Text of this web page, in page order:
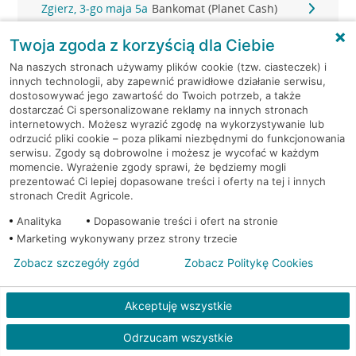
Zgierz, 3-go maja 5a Bankomat (Planet Cash)
Zgierz, 3 Maja 4 Bankomat (Planet Cash)
Zgierz, 3 Maja 4 Bankomat (Planet Cash)
Zgierz, Armii Krajowej 2 Bankomat (Planet Cash)
Zgierz, Tuwima 20 Bankomat (Planet Cash)
Zgierz, ul. 3 Maja 4
Zgierz, ul. 3 Maja 4 Bankomat (Euronet)
Zgierz, ul. Długa 7 Bankomat w placówce CA BP
Twoja zgoda z korzyścią dla Ciebie
Na naszych stronach używamy plików cookie (tzw. ciasteczek) i
innych technologii, aby zapewnić prawidłowe działanie serwisu,
dostosowywać jego zawartość do Twoich potrzeb, a także
dostarczać Ci spersonalizowane reklamy na innych stronach
internetowych. Możesz wyrazić zgodę na wykorzystywanie lub
odrzucić pliki cookie – poza plikami niezbędnymi do funkcjonowania
serwisu. Zgody są dobrowolne i możesz je wycofać w każdym
momencie. Wyrażenie zgody sprawi, że będziemy mogli
prezentować Ci lepiej dopasowane treści i oferty na tej i innych
stronach Credit Agricole.
Analityka
Dopasowanie treści i ofert na stronie
Marketing wykonywany przez strony trzecie
Akceptuję wszystkie
Odrzucam wszystkie
Zobacz szczegóły zgód Zobacz Politykę Cookies